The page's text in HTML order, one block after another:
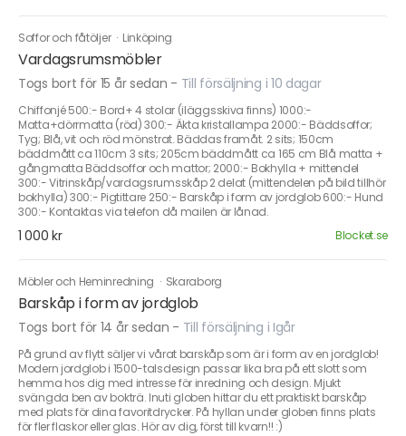
Soffor och fåtöljer · Linköping
Vardagsrumsmöbler
Togs bort för 15 år sedan - Till försäljning i 10 dagar
Chiffonjé 500:- Bord+ 4 stolar (iläggsskiva finns) 1000:-
Matta+dörrmatta (röd) 300:- Äkta kristallampa 2000:- Bäddsoffor;
Tyg; Blå, vit och röd mönstrat. Bäddas framåt. 2 sits; 150cm
bäddmått ca 110cm 3 sits; 205cm bäddmått ca 165 cm Blå matta +
gångmatta Bäddsoffor och mattor; 2000:- Bokhylla + mittendel
300:- Vitrinskåp/vardagsrumsskåp 2 delat (mittendelen på bild tillhör
bokhylla) 300:- Pigtittare 250:- Barskåp i form av jordglob 600:- Hund
300:- Kontaktas via telefon då mailen är lånad.
1 000 kr Blocket.se
Möbler och Heminredning · Skaraborg
Barskåp i form av jordglob
Togs bort för 14 år sedan - Till försäljning i Igår
På grund av flytt säljer vi vårat barskåp som är i form av en jordglob!
Modern jordglob i 1500-talsdesign passar lika bra på ett slott som
hemma hos dig med intresse för inredning och design. Mjukt
svängda ben av bokträ. Inuti globen hittar du ett praktiskt barskåp
med plats för dina favoritdrycker. På hyllan under globen finns plats
för fler flaskor eller glas. Hör av dig, först till kvarn!! :)